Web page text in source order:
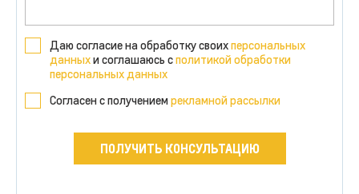
Даю согласие на обработку своихперсональных
данныхи соглашаюсь сполитикой обработки
персональных данных
Согласен с получением рекламной рассылки
ПОЛУЧИТЬ КОНСУЛЬТАЦИЮ